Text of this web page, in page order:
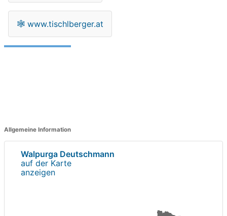
🕸 www.tischlberger.at
Allgemeine Information
Walpurga Deutschmann
auf der Karte
anzeigen